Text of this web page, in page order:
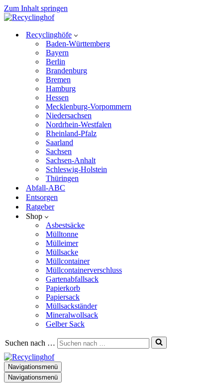
Zum Inhalt springen
Recyclinghöfe
Baden-Württemberg
Bayern
Berlin
Brandenburg
Bremen
Hamburg
Hessen
Mecklenburg-Vorpommern
Niedersachsen
Nordrhein-Westfalen
Rheinland-Pfalz
Saarland
Sachsen
Sachsen-Anhalt
Schleswig-Holstein
Thüringen
Abfall-ABC
Entsorgen
Ratgeber
Shop
Asbestsäcke
Mülltonne
Mülleimer
Müllsacke
Müllcontainer
Müllcontainerverschluss
Gartenabfallsack
Papierkorb
Papiersack
Müllsackständer
Mineralwollsack
Gelber Sack
Suchen nach …
Navigationsmenü
Navigationsmenü